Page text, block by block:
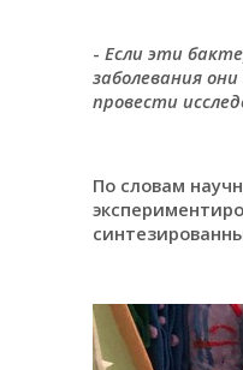
- Если эти
заболевания
провести
По словам